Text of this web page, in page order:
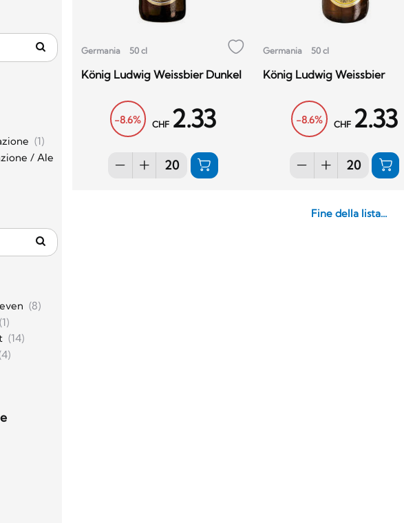
(1)
/ Ale
(8)
(1)
(14)
Germania 50 cl
König Ludwig Weissbier Dunkel
-8.6% CHF 2.33
Germania 50 cl
König Ludwig Weissbier
-8.6% CHF 2.33
Fine della lista...